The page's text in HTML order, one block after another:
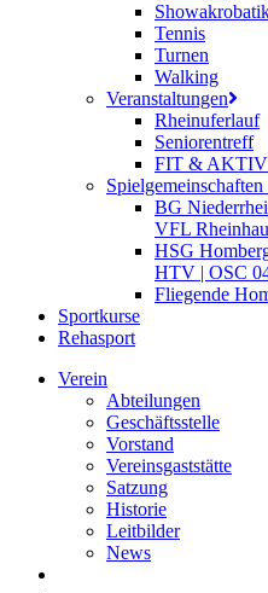
Tennis
Turnen
Walking
Veranstaltungen
Rheinuferlauf
Seniorentreff
FIT & AKTIV
BG
VFL
HSG
HTV | OSC
Fliegende
Sportkurse
Rehasport
Verein
Abteilungen
Geschäftsstelle
Vorstand
Vereinsgaststätte
Satzung
Historie
Leitbilder
News